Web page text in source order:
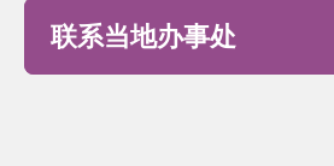
联系当地办事处